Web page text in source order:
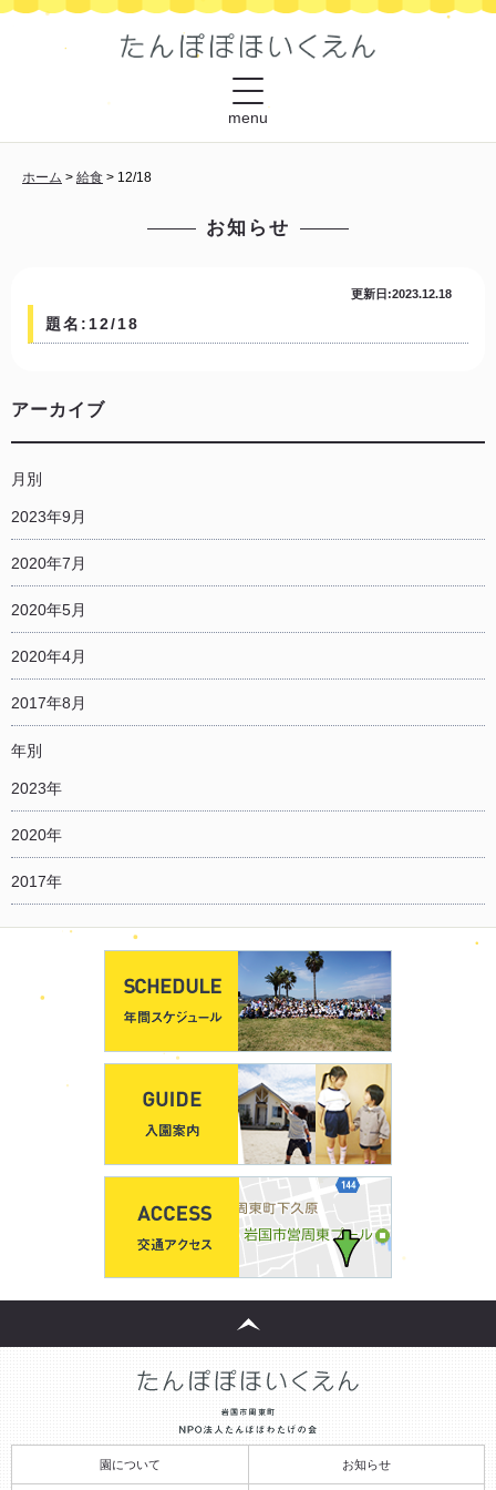
menu
ホーム > 給食 > 12/18
お知らせ
更新日:2023.12.18
題名:12/18
アーカイブ
月別
2023年9月
2020年7月
2020年5月
2020年4月
2017年8月
年別
2023年
2020年
2017年
園について お知らせ